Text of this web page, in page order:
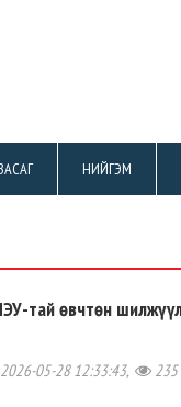
НИЙГЭМ
тай өвчтөн
2026-05-28 12:33:43, 235